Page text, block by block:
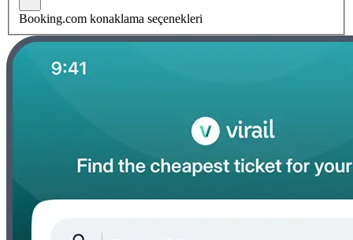
Booking.com konaklama seçenekleri